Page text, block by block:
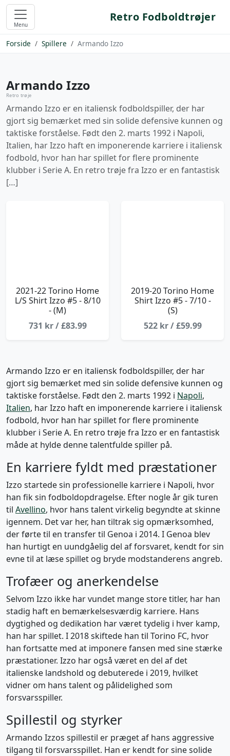
Menu
Retro Fodboldtrøjer
Forside Spillere Armando Izzo
Armando Izzo
Retro trøje
Armando Izzo er en italiensk fodboldspiller, der har
gjort sig bemærket med sin solide defensive kunnen og
taktiske forståelse. Født den 2. marts 1992 i Napoli,
Italien, har Izzo haft en imponerende karriere i italiensk
fodbold, hvor han har spillet for flere prominente
klubber i Serie A. En retro trøje fra Izzo er en fantastisk
[…]
2021-22 Torino Home
L/S Shirt Izzo #5 - 8/10
- (M)
731 kr / £83.99
2019-20 Torino Home
Shirt Izzo #5 - 7/10 -
(S)
522 kr / £59.99
Armando Izzo er en italiensk fodboldspiller, der har
gjort sig bemærket med sin solide defensive kunnen og
taktiske forståelse. Født den 2. marts 1992 i Napoli,
Italien, har Izzo haft en imponerende karriere i italiensk
fodbold, hvor han har spillet for flere prominente
klubber i Serie A. En retro trøje fra Izzo er en fantastisk
måde at hylde denne talentfulde spiller på.
En karriere fyldt med præstationer
Izzo startede sin professionelle karriere i Napoli, hvor
han fik sin fodboldopdragelse. Efter nogle år gik turen
til Avellino, hvor hans talent virkelig begyndte at skinne
igennem. Det var her, han tiltrak sig opmærksomhed,
der førte til en transfer til Genoa i 2014. I Genoa blev
han hurtigt en uundgåelig del af forsvaret, kendt for sin
evne til at læse spillet og bryde modstanderens angreb.
Trofæer og anerkendelse
Selvom Izzo ikke har vundet mange store titler, har han
stadig haft en bemærkelsesværdig karriere. Hans
dygtighed og dedikation har været tydelig i hver kamp,
han har spillet. I 2018 skiftede han til Torino FC, hvor
han fortsatte med at imponere fansen med sine stærke
præstationer. Izzo har også været en del af det
italienske landshold og debuterede i 2019, hvilket
vidner om hans talent og pålidelighed som
forsvarsspiller.
Spillestil og styrker
Armando Izzos spillestil er præget af hans aggressive
tilgang til forsvarsspillet. Han er kendt for sine solide